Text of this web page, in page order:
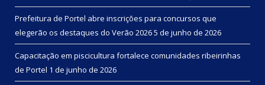
Prefeitura de Portel abre inscrições para concursos que
elegerão os destaques do Verão 20265 de junho de 2026
Capacitação em piscicultura fortalece comunidades ribeirinhas
de Portel 1 de junho de 2026